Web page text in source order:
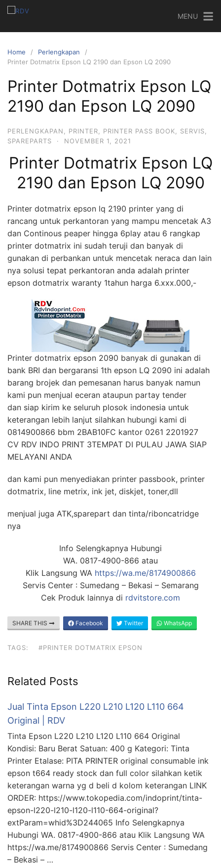
MENU
Home
Perlengkapan
Printer Dotmatrix Epson LQ 2190 dan Epson LQ 2090
Printer Dotmatrix Epson LQ
2190 dan Epson LQ 2090
PERLENGKAPAN PRINTER PRINTER PASS BOOK SERVIS
SPAREPARTS
· NOVEMBER 1, 2021
Printer Dotmatrix Epson LQ
2190 dan Epson LQ 2090
Printer dotmatrix epson lq 2190 printer yang di
rancang untuk perkantoran yang mampu mencetak A3
dan Continous peaper hingga 6play atau 6 rangkap
printer dotmatrix ini sudah teruji dan banyak di
gunakan di perbankan untuk mencetak neraca dan lain
nya solusi tepat perkantoran anda adalah printer
epson dotmatrix waranty 1tahun harga 6.xxx.000,-
Printer dotmatrix epson 2090 banyak di gunakan di
bank BRI dan bergaransi 1th epson LQ 2090 ini adalah
barang brojek dan pemesanan harus banyak namun
kami pun menjual eceran ataupun partay tender
dan siap kirim ke seluruh plosok indonesia untuk
keterangan lebih lanjut silahkan hubungi kami di
0814900866 bbm 2BAB10FC kantor 0261 2201927
CV RDV INDO PRINT 3TEMPAT DI PULAU JAWA SIAP
MELAYANI ANDA
dan kami pun menyediakan printer passbook, printer
dotmatrix, line metrix, ink jet, diskjet, toner,dll
menjual juga ATK,sparepart dan tinta/riboncatridge
nya
Info Selengkapnya Hubungi
WA. 0817-4900-866 atau
Klik Langsung WA https://wa.me/8174900866
Servis Center : Sumedang – Bekasi – Semarang
Cek Produk lainnya di rdvitstore.com
SHARE THIS Facebook Twitter WhatsApp
TAGS: #PRINTER DOTMATRIX EPSON
Related Posts
Jual Tinta Epson L220 L210 L120 L110 664
Original | RDV
Tinta Epson L220 L210 L120 L110 664 Original
Kondisi: Baru Berat Satuan: 400 g Kategori: Tinta
Printer Etalase: PITA PRINTER original consumable ink
epson t664 ready stock dan full color silahkan ketik
keterangan warna yg d beli d kolom keterangan LINK
ORDER: https://www.tokopedia.com/indoprint/tinta-
epson-l220-l210-l120-l110-664-original?
extParam=whid%3D244065 Info Selengkapnya
Hubungi WA. 0817-4900-866 atau Klik Langsung WA
https://wa.me/8174900866 Servis Center : Sumedang
– Bekasi – …